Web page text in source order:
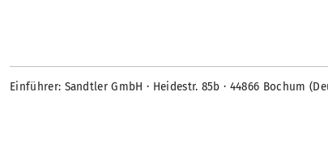
Einführer: Sandtler GmbH · Heidestr. 85b · 44866 Bochum